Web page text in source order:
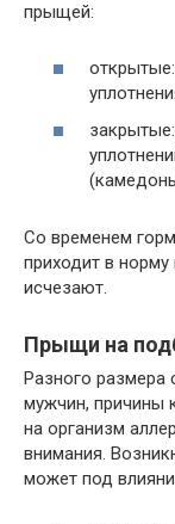
прыщей:
Со временем
приходит в
исчезают.
Прыщи на
Разного
мужчин, причины
на организм
внимания.
может под